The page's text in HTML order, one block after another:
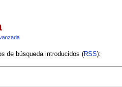
de búsqueda introducidos (RSS):